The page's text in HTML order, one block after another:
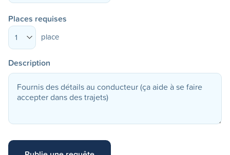
Places requises
1 place
Description